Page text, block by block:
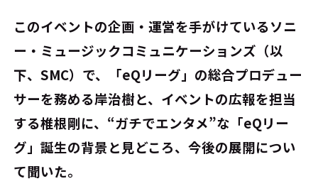
このイベントの企画・運営を手がけているソニ
ー・ミュージックコミュニケーションズ（以
下、SMC）で、「eQリーグ」の総合プロデュー
サーを務める岸治樹と、イベントの広報を担当
する椎根剛に、“ガチでエンタメ”な「eQリー
グ」誕生の背景と見どころ、今後の展開につい
て聞いた。